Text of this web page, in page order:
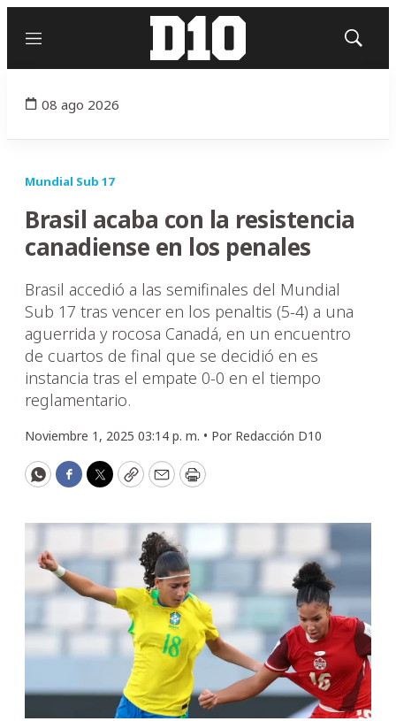
Menú
Mostrar
08 ago 2026
Mundial Sub 17
Brasil acaba con la resistencia
canadiense en los penales
Brasil accedió a las semifinales del Mundial
Sub 17 tras vencer en los penaltis (5-4) a una
aguerrida y rocosa Canadá, en un encuentro
de cuartos de final que se decidió en es
instancia tras el empate 0-0 en el tiempo
reglamentario.
Noviembre 1, 2025 03:14 p. m. • Por Redacción D10
WhatsApp
Facebook
Twitter
CopyEmailPrint